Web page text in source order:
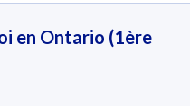
en Ontario (1ère